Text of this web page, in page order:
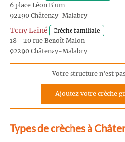
6 place Léon Blum
92290 Châtenay-Malabry
Tony Lainé Crèche familiale
18 - 20 rue Benoît Malon
92290 Châtenay-Malabry
Votre structure n'est
Ajoutez votre crèche
Types de crèches à